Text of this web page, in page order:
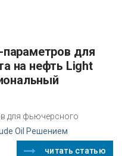
на нефть Light
для фьючерсного
Oil Решением
читать статью